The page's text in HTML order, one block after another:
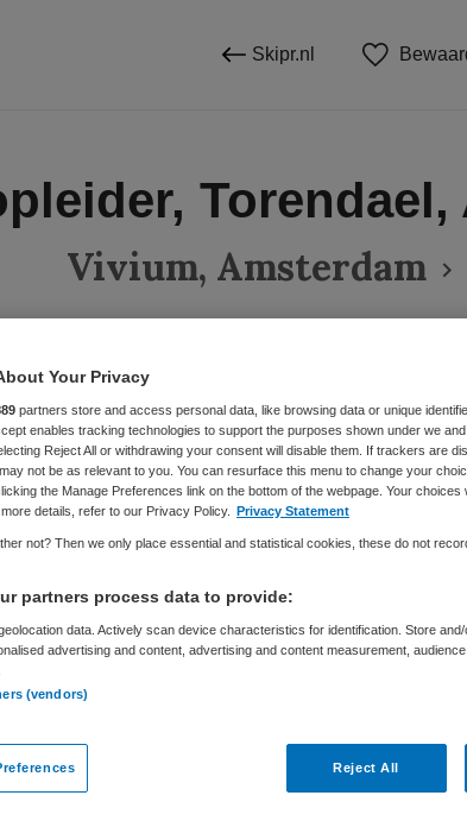
Skipr.nl
Torendael,
Vivium, Amsterdam
BRANCHE
Instelling/tehuis Niet
DIENSTVERBAND
Parttime
Amsterdam bij Vivium is niet meer actueel.
die voor u wellicht interessant zijn.
Your Privacy
partners store and access personal data, like browsing data or unique
enables tracking technologies to support the purposes shown under we
Reject All or withdrawing your consent will disable them. If trackers are
not be as relevant to you. You can resurface this menu to change your
the Manage Preferences link on the bottom of the webpage. Your choices
details, refer to our Privacy Policy. Privacy Statement
not? Then we only place essential and statistical cookies, these do not
partners process data to provide:
data. Actively scan device characteristics for identification. Store
advertising and content, advertising and content measurement,
(vendors)
Reject All